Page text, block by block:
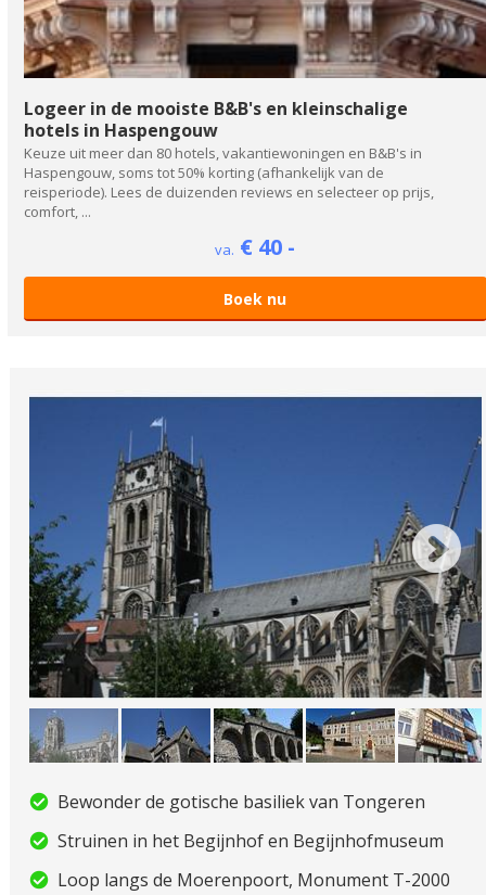
Logeer in de mooiste B&B's en kleinschalige
hotels in Haspengouw
Keuze uit meer dan 80 hotels, vakantiewoningen en B&B's in
Haspengouw, soms tot 50% korting (afhankelijk van de
reisperiode). Lees de duizenden reviews en selecteer op prijs,
comfort, ...
va. € 40 -
Boek nu
Bewonder de gotische basiliek van Tongeren
Struinen in het Begijnhof en Begijnhofmuseum
Loop langs de Moerenpoort, Monument T-2000